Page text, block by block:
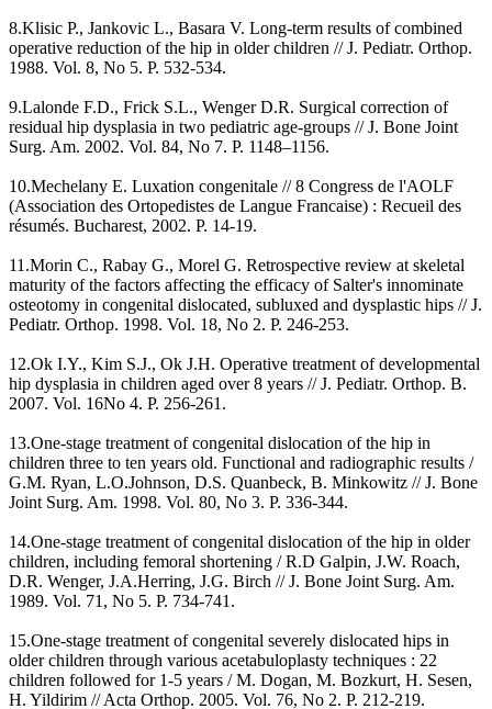
8.Klisic P., Jankovic L., Basara V. Long-term results of combined
operative reduction of the hip in older children // J. Pediatr. Orthop.
1988. Vol. 8, No 5. P. 532-534.
9.Lalonde F.D., Frick S.L., Wenger D.R. Surgical correction of
residual hip dysplasia in two pediatric age-groups // J. Bone Joint
Surg. Am. 2002. Vol. 84, No 7. P. 1148–1156.
10.Mechelany E. Luxation congenitale // 8 Congress de l'AOLF
(Association des Ortopedistes de Langue Francaise) : Recueil des
résumés. Bucharest, 2002. P. 14-19.
11.Morin С., Rabay G., Morel G. Retrospective review at skeletal
maturity of the factors affecting the efficacy of Salter's innominate
osteotomy in congenital dislocated, subluxed and dysplastic hips // J.
Pediatr. Orthop. 1998. Vol. 18, No 2. P. 246-253.
12.Ok I.Y., Kim S.J., Ok J.H. Operative treatment of developmental
hip dysplasia in children aged over 8 years // J. Pediatr. Orthop. B.
2007. Vol. 16No 4. P. 256-261.
13.One-stage treatment of congenital dislocation of the hip in
children three to ten years old. Functional and radiographic results /
G.M. Ryan, L.O.Johnson, D.S. Quanbeck, B. Minkowitz // J. Bone
Joint Surg. Am. 1998. Vol. 80, No 3. Р. 336-344.
14.One-stage treatment of congenital dislocation of the hip in older
children, including femoral shortening / R.D Galpin, J.W. Roach,
D.R. Wenger, J.A.Herring, J.G. Birch // J. Bone Joint Surg. Am.
1989. Vol. 71, No 5. P. 734-741.
15.One-stage treatment of congenital severely dislocated hips in
older children through various acetabuloplasty techniques : 22
children followed for 1-5 years / M. Dogan, M. Bozkurt, H. Sesen,
H. Yildirim // Acta Orthop. 2005. Vol. 76, No 2. P. 212-219.